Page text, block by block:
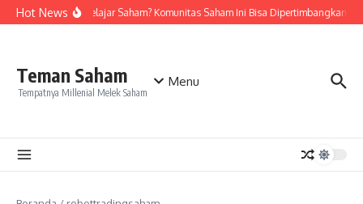
Lewati ke konten
Hot NewsIngin Belajar Saham? Komunitas Saham Ini Bisa Dipertimbangkan
Teman Saham
Tempatnya Millenial Melek Saham
Menu